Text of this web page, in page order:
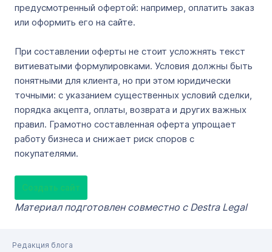
предусмотренный офертой: например, оплатить заказ
или оформить его на сайте.
При составлении оферты не стоит усложнять текст
витиеватыми формулировками. Условия должны быть
понятными для клиента, но при этом юридически
точными: с указанием существенных условий сделки,
порядка акцепта, оплаты, возврата и других важных
правил. Грамотно составленная оферта упрощает
работу бизнеса и снижает риск споров с
покупателями.
Создать сайт
Материал подготовлен совместно с Destra Legal
Редакция блога